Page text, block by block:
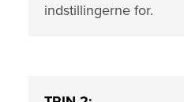
indstillingerne for.